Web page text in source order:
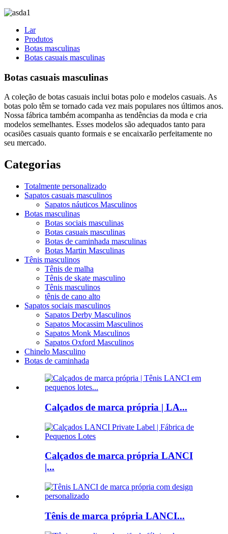
Lar
Produtos
Botas masculinas
Botas casuais masculinas
Botas casuais masculinas
A coleção de botas casuais inclui botas polo e modelos casuais. As
botas polo têm se tornado cada vez mais populares nos últimos anos.
Nossa fábrica também acompanha as tendências da moda e cria
modelos semelhantes. Esses modelos são adequados tanto para
ocasiões casuais quanto formais e se encaixarão perfeitamente no
seu mercado.
Categorias
Totalmente personalizado
Sapatos casuais masculinos
Sapatos náuticos Masculinos
Botas masculinas
Botas sociais masculinas
Botas casuais masculinas
Botas de caminhada masculinas
Botas Martin Masculinas
Tênis masculinos
Tênis de malha
Tênis de skate masculino
Tênis masculinos
tênis de cano alto
Sapatos sociais masculinos
Sapatos Derby Masculinos
Sapatos Mocassim Masculinos
Sapatos Monk Masculinos
Sapatos Oxford Masculinos
Chinelo Masculino
Botas de caminhada
Calçados de marca própria | LA...
Calçados de marca própria LANCI
|...
Tênis de marca própria LANCI...